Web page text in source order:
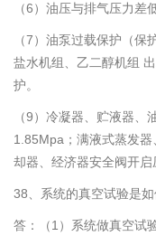
（6）油压与排气压力差
（7）油泵过载保护（保
盐水机组、乙二醇机组
护。
（9）冷凝器、贮液器、
1.85Mpa；满液式蒸发
却器、经济器安全阀开启
38、系统的真空试验是如
答：（1）系统做真空试